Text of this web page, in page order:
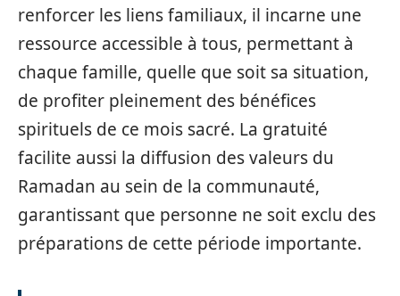
renforcer les liens familiaux, il incarne une
ressource accessible à tous, permettant à
chaque famille, quelle que soit sa situation,
de profiter pleinement des bénéfices
spirituels de ce mois sacré. La gratuité
facilite aussi la diffusion des valeurs du
Ramadan au sein de la communauté,
garantissant que personne ne soit exclu des
préparations de cette période importante.